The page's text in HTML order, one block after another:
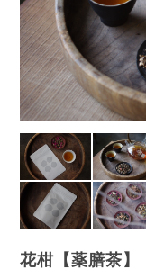
花柑【薬膳茶